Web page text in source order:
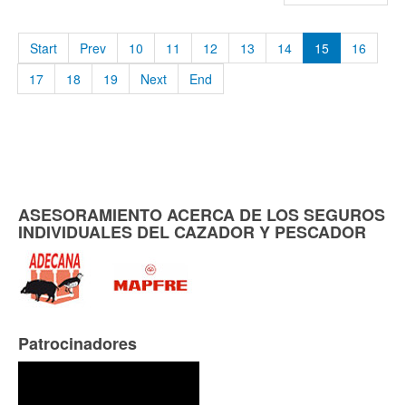
Start Prev 10 11 12 13 14 15
16
17
18 19 Next End
ASESORAMIENTO ACERCA DE LOS SEGUROS
INDIVIDUALES DEL CAZADOR Y PESCADOR
Patrocinadores